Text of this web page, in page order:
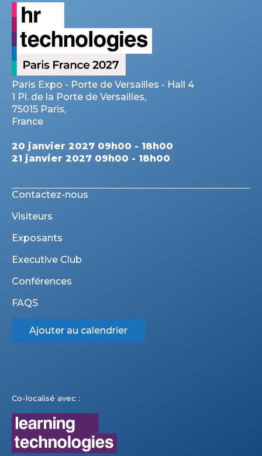
Paris Expo - Porte de Versailles - Hall 4
1 Pl. de la Porte de Versailles,
75015 Paris,
France
20 janvier 2027 09h00 - 18h00
21 janvier 2027 09h00 - 18h00
Contactez-nous
Visiteurs
Exposants
Executive Club
Conférences
FAQS
Ajouter au calendrier
Co-localisé avec :